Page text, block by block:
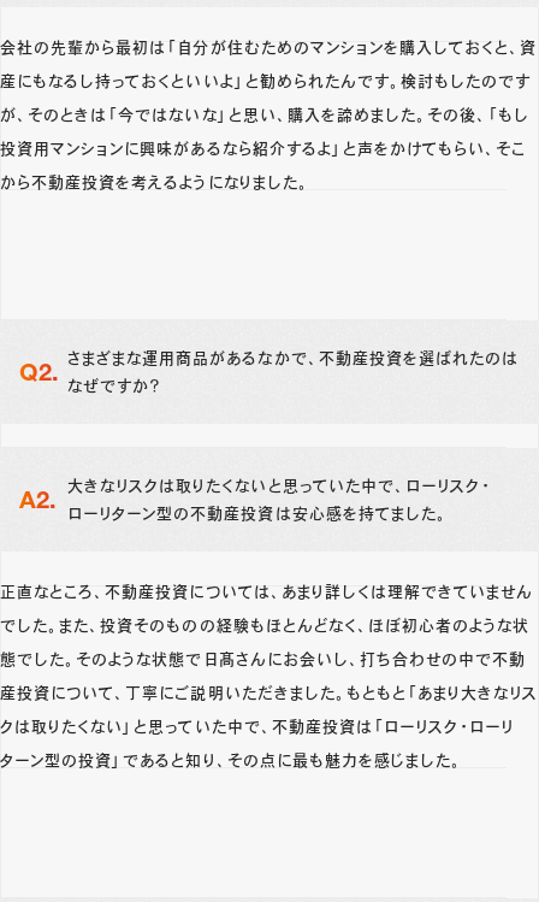
会社の先輩から最初は「自分が住むためのマンションを購入しておくと、資
産にもなるし持っておくといいよ」と勧められたんです。検討もしたのです
が、そのときは「今ではないな」と思い、購入を諦めました。その後、「もし
投資用マンションに興味があるなら紹介するよ」と声をかけてもらい、そこ
から不動産投資を考えるようになりました。
さまざまな運用商品があるなかで、不動産投資を選ばれたのは
なぜですか？
大きなリスクは取りたくないと思っていた中で、ローリスク・
ローリターン型の不動産投資は安心感を持てました。
正直なところ、不動産投資については、あまり詳しくは理解できていません
でした。また、投資そのものの経験もほとんどなく、ほぼ初心者のような状
態でした。そのような状態で日髙さんにお会いし、打ち合わせの中で不動
産投資について、丁寧にご説明いただきました。もともと「あまり大きなリス
クは取りたくない」と思っていた中で、不動産投資は「ローリスク・ローリ
ターン型の投資」であると知り、その点に最も魅力を感じました。